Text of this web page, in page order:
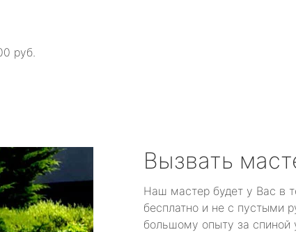
руб.
Вызвать
Наш мастер будет у Вас в
бесплатно и не с пустыми
большому опыту за спиной